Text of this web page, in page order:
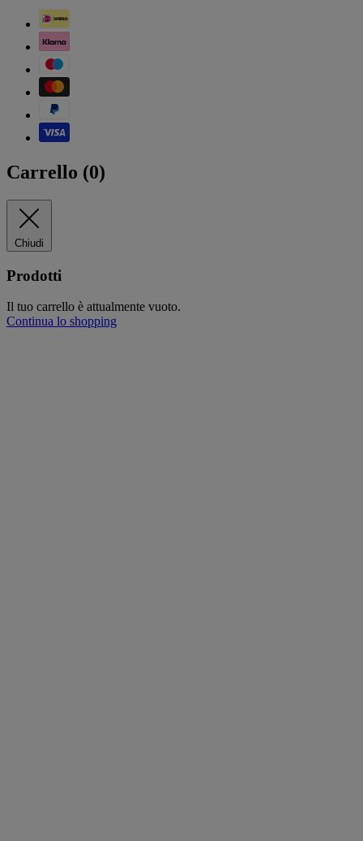
Carrello (0)
Chiudi
Prodotti
Il tuo carrello è attualmente vuoto.
Continua lo shopping